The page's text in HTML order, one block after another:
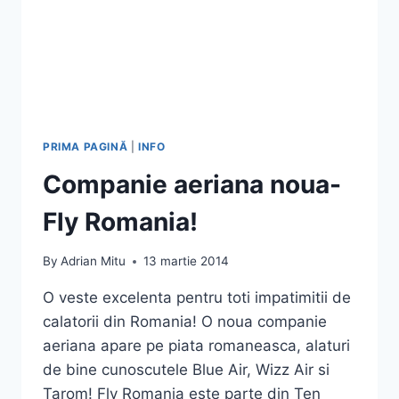
PRIMA PAGINĂ INFO
Companie aeriana noua-
Fly Romania!
By Adrian Mitu 13 martie 2014
O veste excelenta pentru toti impatimitii de
calatorii din Romania! O noua companie
aeriana apare pe piata romaneasca, alaturi
de bine cunoscutele Blue Air, Wizz Air si
Tarom! Fly Romania este parte din Ten